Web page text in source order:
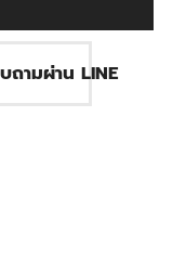
ถามผ่าน LINE